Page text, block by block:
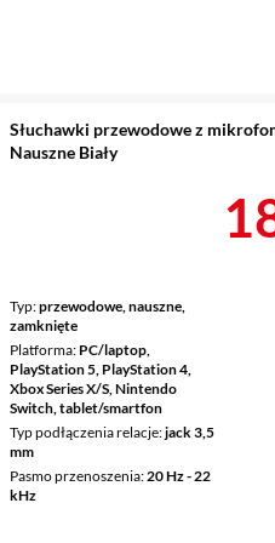
Słuchawki przewodowe z
Nauszne Biały
Typ przewodowe, nauszne,
zamknięte
Platforma PC/laptop,
PlayStation 5, PlayStation 4,
Xbox Series X/S, Nintendo
Switch, tablet/smartfon
Typ podłączenia relacje jack 3,5
mm
Pasmo przenoszenia 20 Hz - 22
kHz